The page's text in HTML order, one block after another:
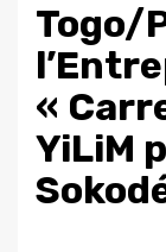
Togo/
«
YiLiM